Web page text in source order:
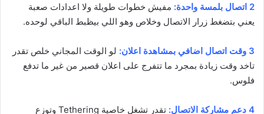
2 اتصال بلمسة واحدة:
مفيش خطوات طويلة ولا اعدادات صعبة
يعني بتضغط زرار الاتصال وخلاص وهو اللي بيظبط الباقي لوحده.
3 وقت اتصال اضافي بمشاهدة اعلان:
لو الوقت المجاني خلص تقدر
تاخد وقت زيادة بمجرد ما تتفرج على اعلان قصير من غير ما تدفع
فلوس.
4 دعم مشاركة الاتصال:
تقدر تشغل خاصية Tethering وتوزع